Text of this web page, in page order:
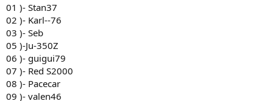
01 )- Stan37
02 )- Karl--76
03 )- Seb
05 )-Ju-350Z
06 )- guigui79
07 )- Red S2000
08 )- Pacecar
09 )- valen46